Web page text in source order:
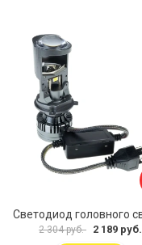
2 304 руб. 2 189 руб.